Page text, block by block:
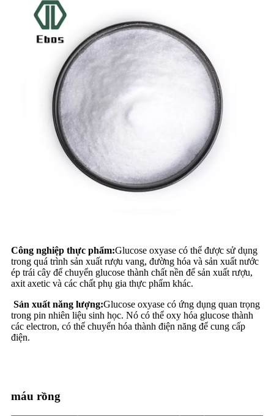
Công nghiệp thực phẩm:Glucose oxyase có thể được sử dụng
trong quá trình sản xuất rượu vang, đường hóa và sản xuất nước
ép trái cây để chuyển glucose thành chất nền để sản xuất rượu,
axit axetic và các chất phụ gia thực phẩm khác.
Sản xuất năng lượng:Glucose oxyase có ứng dụng quan trọng
trong pin nhiên liệu sinh học. Nó có thể oxy hóa glucose thành
các electron, có thể chuyển hóa thành điện năng để cung cấp
điện.
máu rồng